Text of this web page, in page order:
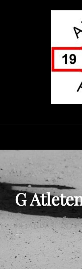
G
GEPUBLICEERD
OP
14 JANUARI 2019